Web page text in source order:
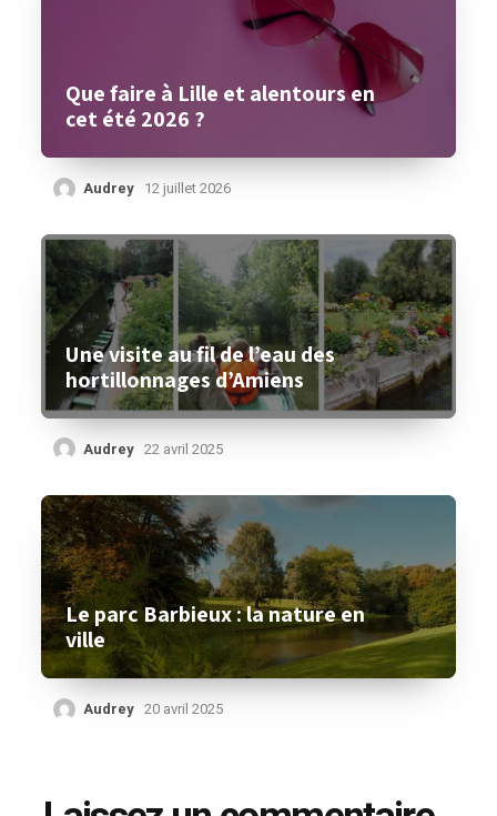
Que faire à Lille et alentours en
cet été 2026 ?
Audrey 12 juillet 2026
Une visite au fil de l’eau des
hortillonnages d’Amiens
Audrey 22 avril 2025
Le parc Barbieux : la nature en
ville
Audrey 20 avril 2025